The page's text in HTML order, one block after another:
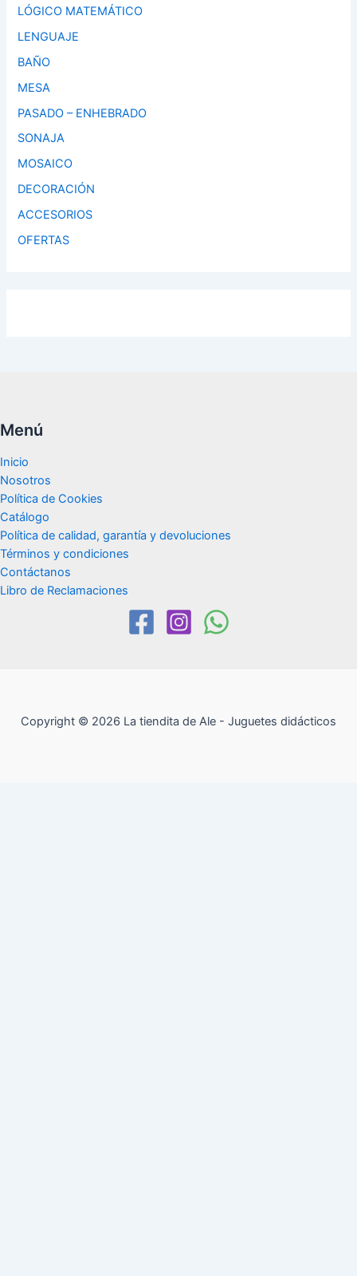
LÓGICO MATEMÁTICO
LENGUAJE
BAÑO
MESA
PASADO – ENHEBRADO
SONAJA
MOSAICO
DECORACIÓN
ACCESORIOS
OFERTAS
Menú
Inicio
Nosotros
Política de Cookies
Catálogo
Política de calidad, garantía y devoluciones
Términos y condiciones
Contáctanos
Libro de Reclamaciones
Copyright © 2026 La tiendita de Ale - Juguetes didácticos